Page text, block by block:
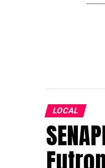
LOCAL